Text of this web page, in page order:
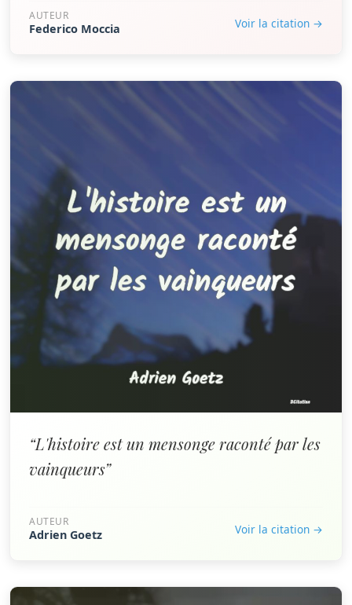
AUTEUR
Federico Moccia Voir la citation →
“L'histoire est un mensonge raconté par les
vainqueurs”
AUTEUR
Adrien Goetz Voir la citation →